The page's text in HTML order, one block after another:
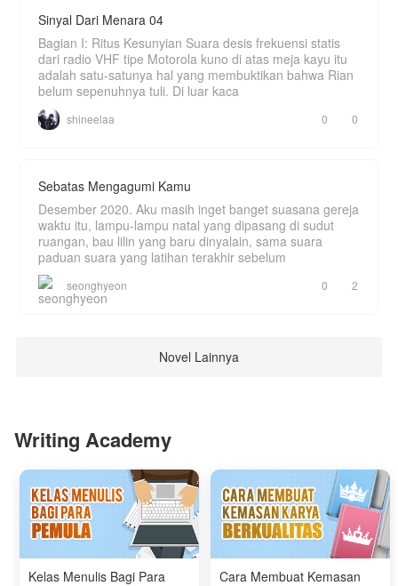
Sinyal Dari Menara 04
Bagian I: Ritus Kesunyian Suara desis frekuensi statis
dari radio VHF tipe Motorola kuno di atas meja kayu itu
adalah satu-satunya hal yang membuktikan bahwa Rian
belum sepenuhnya tuli. Di luar kaca
shineelaa 0 0
Sebatas Mengagumi Kamu
Desember 2020. Aku masih inget banget suasana gereja
waktu itu, lampu-lampu natal yang dipasang di sudut
ruangan, bau lilin yang baru dinyalain, sama suara
paduan suara yang latihan terakhir sebelum
seonghyeon 0 2
Novel Lainnya
Writing Academy
Kelas Menulis Bagi Para
Cara Membuat Kemasan